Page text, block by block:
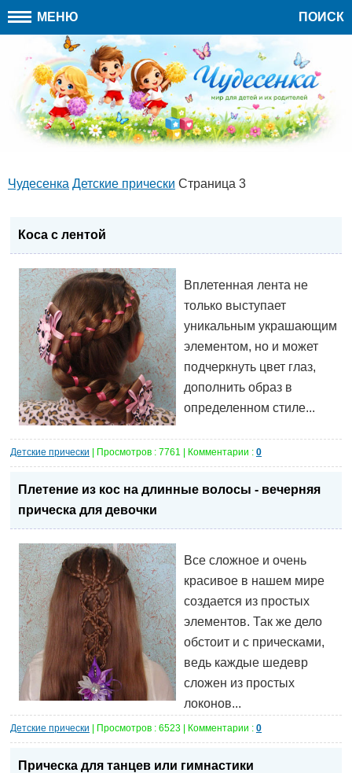
МЕНЮ ПОИСК
Чудесенка Детские прически Страница 3
Коса с лентой
Вплетенная лента не
только выступает
уникальным украшающим
элементом, но и может
подчеркнуть цвет глаз,
дополнить образ в
определенном стиле...
Детские прически | Просмотров : 7761 | Комментарии : 0
Плетение из кос на длинные волосы - вечерняя
прическа для девочки
Все сложное и очень
красивое в нашем мире
создается из простых
элементов. Так же дело
обстоит и с прическами,
ведь каждые шедевр
сложен из простых
локонов...
Детские прически | Просмотров : 6523 | Комментарии : 0
Прическа для танцев или гимнастики